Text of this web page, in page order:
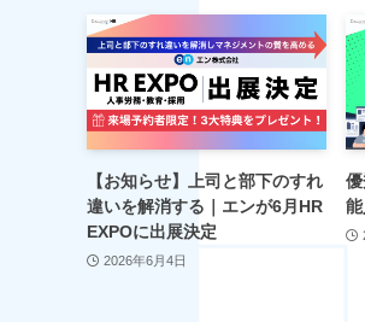
【お知らせ】上司と部下のすれ
違いを解消する｜エンが6月HR
EXPOに出展決定
2026年6月4日